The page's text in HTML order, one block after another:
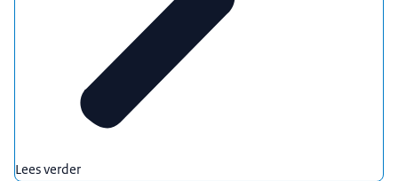
Lees verder